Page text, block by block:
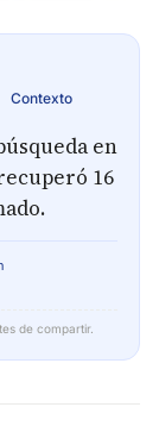
Contexto
en
16
de compartir.